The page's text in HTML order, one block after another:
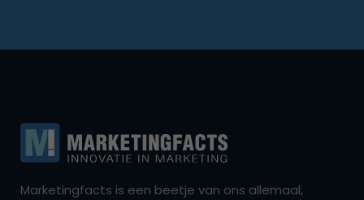
Marketingfacts is een beetje van ons allemaal,